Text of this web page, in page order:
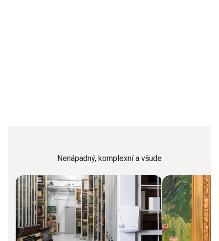
Nenápadný, komplexní a všude